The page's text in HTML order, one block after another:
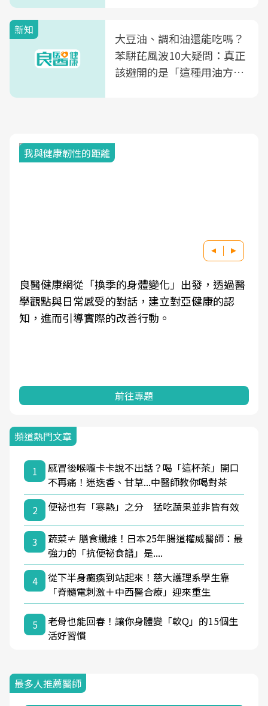
新知
大豆油、調和油還能吃嗎？
苯駢芘風波10大疑問：真正
該避開的是「這種用油方
我與健康韌性的距離
良醫健康網從「換季的身體變化」出發，透過醫
學觀點與日常感受的對話，建立對亞健康的認
知，進而引導實際的改善行動。
前往專題
頻道熱門文章
1
感冒後喉嚨卡卡說不出話？喝「這杯茶」開口
不再痛！迷迭香、甘草...中醫師教你喝對茶
2
便祕也有「寒熱」之分 猛吃蔬果並非皆有效
3
蔬菜≠ 膳食纖維！日本25年腸道權威醫師：最
強力的「抗便祕食譜」是....
4
從下半身癱瘓到站起來！慈大護理系學生靠
「脊髓電刺激＋中西醫合療」迎來重生
5
老骨也能回春！讓你身體變「軟Q」的15個生
活好習慣
最多人推薦醫師